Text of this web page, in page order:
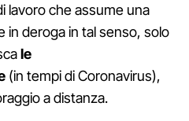
lavoro che assume una
in deroga in tal senso, solo
le
(in tempi di Coronavirus),
a distanza.